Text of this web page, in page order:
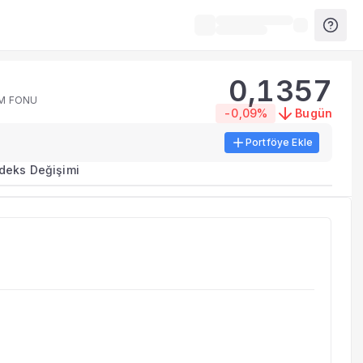
metrikleri listelenir.
benzer fonları inceleyebilirsiniz.
FONU
0,1357
-0,09% Bugün
Portföye Ekle
Değişimi